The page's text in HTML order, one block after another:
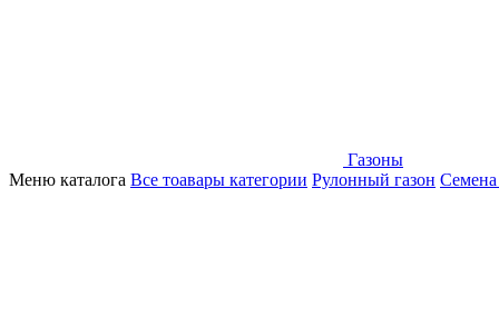
Газоны
Меню каталога Все тоавары категории Рулонный газон Семена